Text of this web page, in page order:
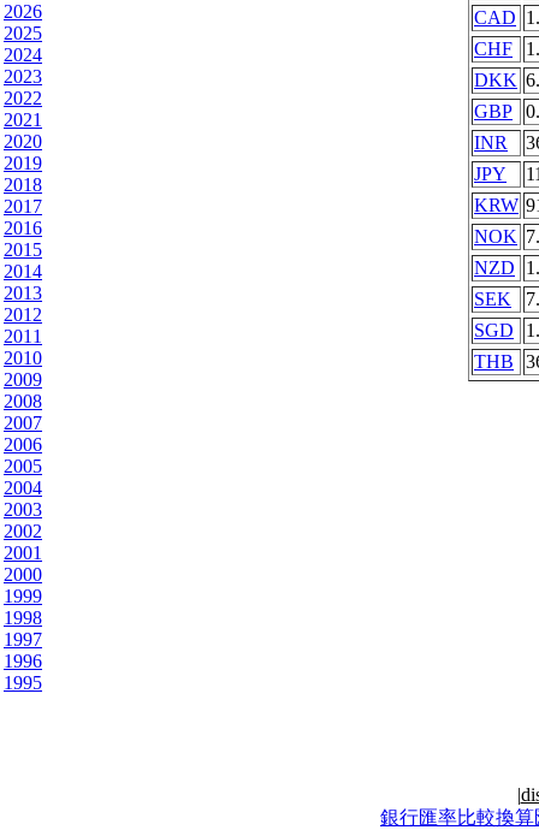
2026
2025
2024
2023
2022
2021
2020
2019
2018
2017
2016
2015
2014
2013
2012
2011
2010
2009
2008
2007
2006
2005
2004
2003
2002
2001
2000
1999
1998
1997
1996
1995
CAD
CHF
DKK
GBP
INR
JPY
KRW
NOK
NZD
SEK
SGD
THB
|
銀行匯率比較換算